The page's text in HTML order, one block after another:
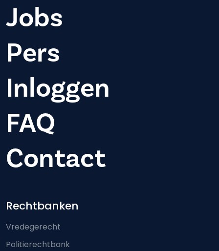
Jobs
Pers
Inloggen
FAQ
Contact
Footer-menu
Rechtbanken
Vredegerecht
Politierechtbank